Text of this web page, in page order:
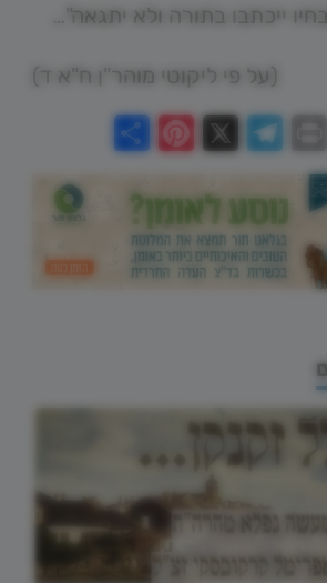
ייכתבו בתורה ולא יתגאה"…
(על פי ליקוטי מוהר"ן ח"א ד)
WhatsApp
Print
Telegram
Pinterest